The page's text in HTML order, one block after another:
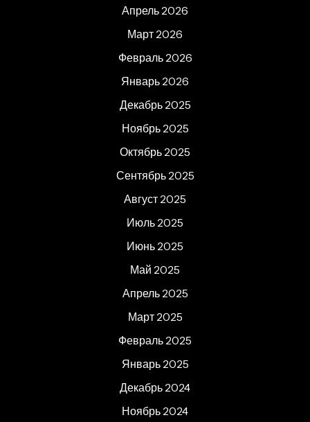
Апрель 2026
Март 2026
Февраль 2026
Январь 2026
Декабрь 2025
Ноябрь 2025
Октябрь 2025
Сентябрь 2025
Август 2025
Июль 2025
Июнь 2025
Май 2025
Апрель 2025
Март 2025
Февраль 2025
Январь 2025
Декабрь 2024
Ноябрь 2024